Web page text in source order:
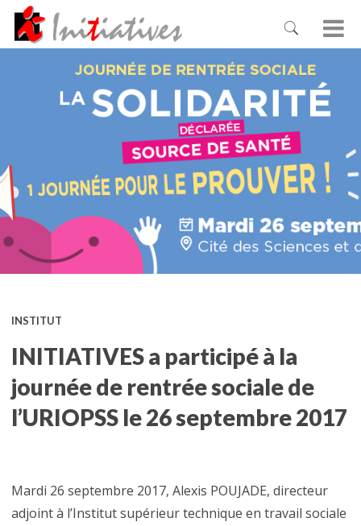
INSTITUT
INITIATIVES a participé à la
journée de rentrée sociale de
l’URIOPSS le 26 septembre 2017
Mardi 26 septembre 2017, Alexis POUJADE, directeur
adjoint à l’Institut supérieur technique en travail sociale